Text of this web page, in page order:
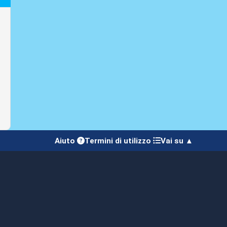
Aiuto Termini di utilizzo Vai su ▲